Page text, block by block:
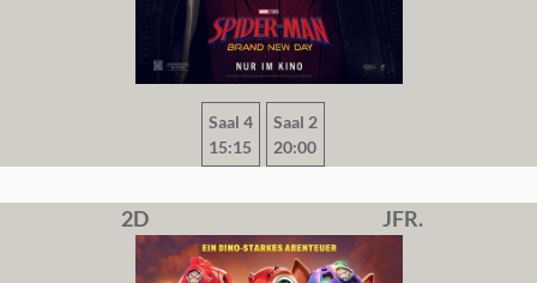
Saal 4
15:15
Saal 2
20:00
2D JFR.